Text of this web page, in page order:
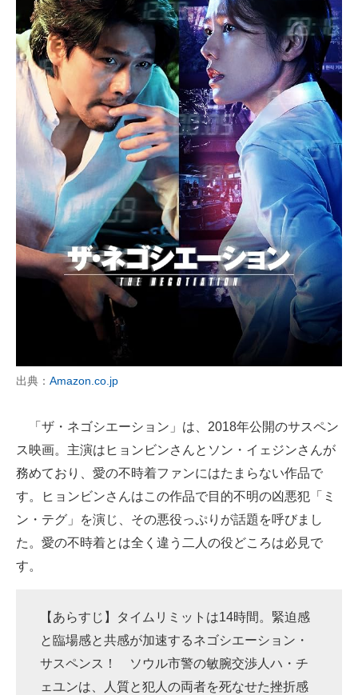
出典： Amazon.co.jp
「ザ・ネゴシエーション」は、2018年公開のサスペン
ス映画。主演はヒョンビンさんとソン・イェジンさんが
務めており、愛の不時着ファンにはたまらない作品で
す。ヒョンビンさんはこの作品で目的不明の凶悪犯「ミ
ン・テグ」を演じ、その悪役っぷりが話題を呼びまし
た。愛の不時着とは全く違う二人の役どころは必見で
す。
【あらすじ】タイムリミットは14時間。緊迫感
と臨場感と共感が加速するネゴシエーション・
サスペンス！ ソウル市警の敏腕交渉人ハ・チ
ェユンは、人質と犯人の両者を死なせた挫折感